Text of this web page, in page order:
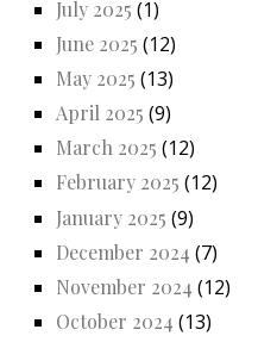
July 2025 (1)
June 2025 (12)
May 2025 (13)
April 2025 (9)
March 2025 (12)
February 2025 (12)
January 2025 (9)
December 2024 (7)
November 2024 (12)
October 2024 (13)